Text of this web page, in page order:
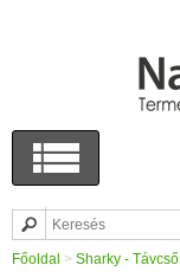
Főoldal > Sharky - Távcső